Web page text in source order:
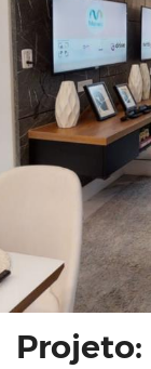
Projeto: